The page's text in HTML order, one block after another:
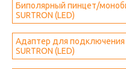
Биполярный пинцет/
SURTRON (LED)
Адаптер для подключения
SURTRON (LED)